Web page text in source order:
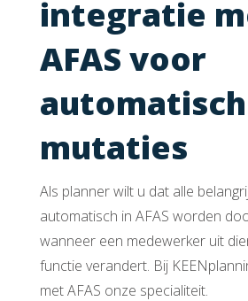
integratie
AFAS voor
mutaties
Als planner wilt u dat alle
automatisch in AFAS worden
wanneer een medewerker uit
functie verandert. Bij
met AFAS onze specialiteit.